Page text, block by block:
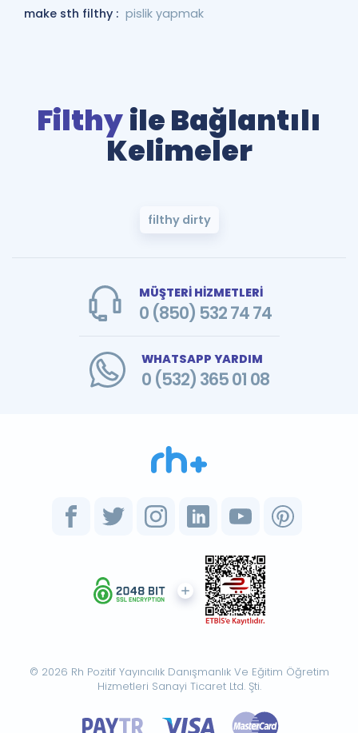
make sth filthy : pislik yapmak
Filthyile Bağlantılı
Kelimeler
filthy dirty
MÜŞTERİ HİZMETLERİ
0 (850) 532 74 74
WHATSAPP YARDIM
0 (532) 365 01 08
© 2026 Rh Pozitif Yayıncılık Danışmanlık Ve Eğitim Öğretim
Hizmetleri Sanayi Ticaret Ltd. Şti.